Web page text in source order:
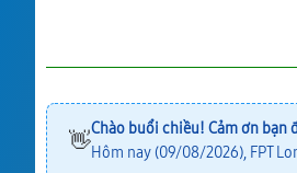
👋Chào buổi chiều! Cảm ơn bạn
Hôm nay (09/08/2026), FPT